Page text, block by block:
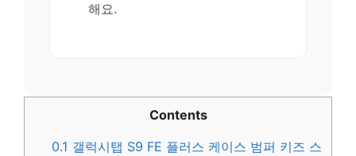
해요.
Contents
0.1 갤럭시탭 S9 FE 플러스 케이스 범퍼 키즈 스